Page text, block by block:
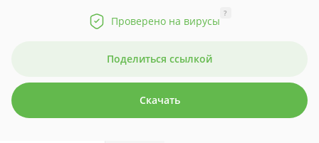
Проверено на вирусы
?
Поделиться ссылкой
Скачать